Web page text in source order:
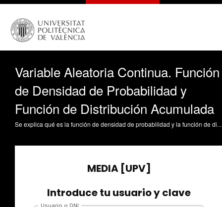
Variable Aleatoria Continua. Función
de Densidad de Probabilidad y
Función de Distribución Acumulada
Se explica qué es la función de densidad de probabilidad y la función de distribución acumulada. A través de un ejemplo detallado paso a paso se explica cómo obtener una función de distribución acumulada a partir de una función de densidad de